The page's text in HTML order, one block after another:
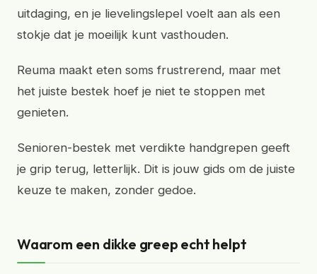
uitdaging, en je lievelingslepel voelt aan als een
stokje dat je moeilijk kunt vasthouden.
Reuma maakt eten soms frustrerend, maar met
het juiste bestek hoef je niet te stoppen met
genieten.
Senioren-bestek met verdikte handgrepen geeft
je grip terug, letterlijk. Dit is jouw gids om de juiste
keuze te maken, zonder gedoe.
Waarom een dikke greep echt helpt